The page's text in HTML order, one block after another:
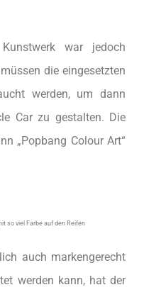
war jedoch
die eingesetzten
werden, um dann
Car zu gestalten. Die
„Popbang Colour Art“
so viel Farbe auf den Reifen
auch markengerecht
werden kann, hat der